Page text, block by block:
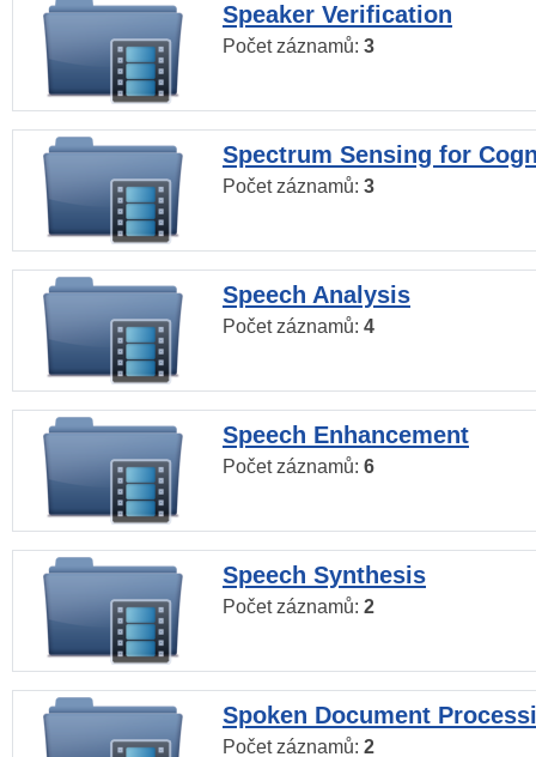
Speaker Verification
Počet záznamů: 3
Spectrum Sensing for
Počet záznamů: 3
Speech Analysis
Počet záznamů: 4
Speech Enhancement
Počet záznamů: 6
Speech Synthesis
Počet záznamů: 2
Spoken Document
Počet záznamů: 2